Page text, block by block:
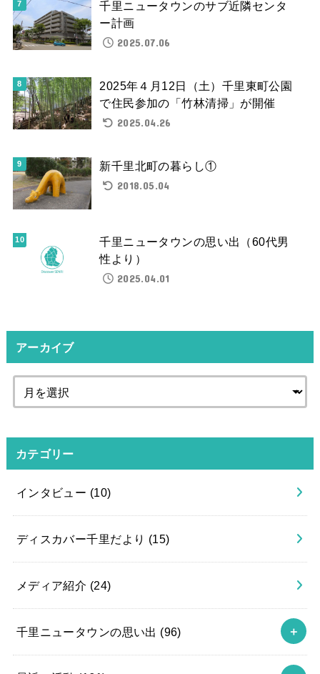
千里ニュータウンのサブ近隣センタ
ー計画
2025.07.06
2025年４月12日（土）千里東町公園
で住民参加の「竹林清掃」が開催
2025.04.26
新千里北町の暮らし①
2018.05.04
千里ニュータウンの思い出（60代男
性より）
2025.04.01
アーカイブ
カテゴリー
インタビュー (10)
ディスカバー千里だより (15)
メディア紹介 (24)
千里ニュータウンの思い出 (96)